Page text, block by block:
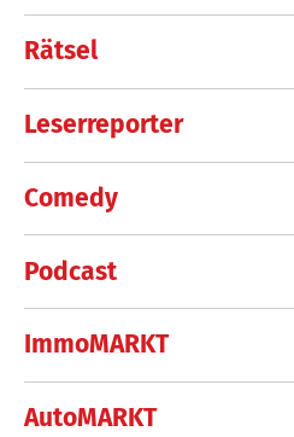
Rätsel
Leserreporter
Comedy
Podcast
ImmoMARKT
AutoMARKT